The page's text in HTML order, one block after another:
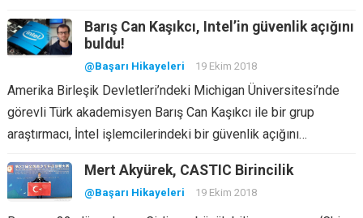
Barış Can Kaşıkcı, Intel’in güvenlik açığını
buldu!
@Başarı Hikayeleri 19 Ekim 2018
Amerika Birleşik Devletleri’ndeki Michigan Üniversitesi’nde
görevli Türk akademisyen Barış Can Kaşıkcı ile bir grup
araştırmacı, İntel işlemcilerindeki bir güvenlik açığını…
Mert Akyürek, CASTIC Birincilik
@Başarı Hikayeleri 19 Ekim 2018